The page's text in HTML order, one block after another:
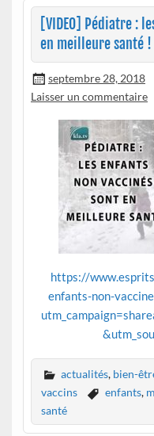
[VIDEO] Pédiatre :
en meilleure santé !
septembre 28, 2018
Laisser un commentaire
https://
enfants-non-
actualités, bien-
vaccins
enfants,
santé